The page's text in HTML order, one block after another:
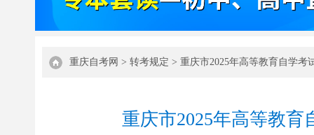
重庆自考网 > 转考规定 > 重庆市2025年高等教育自学考
重庆市2025年高等教